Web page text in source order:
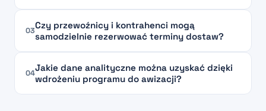
03Czy przewoźnicy i kontrahenci mogą
samodzielnie rezerwować terminy dostaw?
04Jakie dane analityczne można uzyskać dzięki
wdrożeniu programu do awizacji?